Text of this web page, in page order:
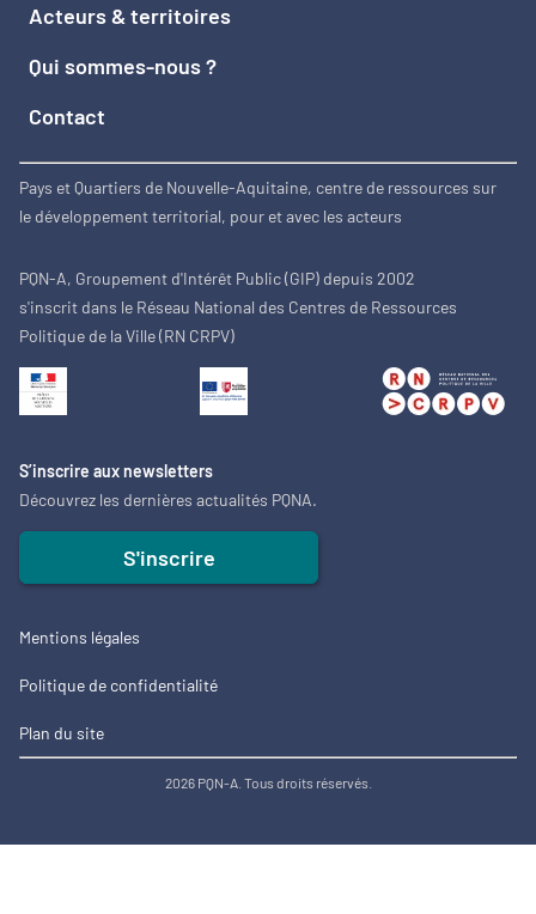
Acteurs & territoires
Qui sommes-nous ?
Contact
Pays et Quartiers de Nouvelle-Aquitaine, centre de ressources sur
le développement territorial, pour et avec les acteurs
PQN-A, Groupement d'Intérêt Public (GIP) depuis 2002
s'inscrit dans le Réseau National des Centres de Ressources
Politique de la Ville (RN CRPV)
S’inscrire aux newsletters
Découvrez les dernières actualités PQNA.
S'inscrire
Mentions légales
Politique de confidentialité
Plan du site
2026 PQN-A. Tous droits réservés.